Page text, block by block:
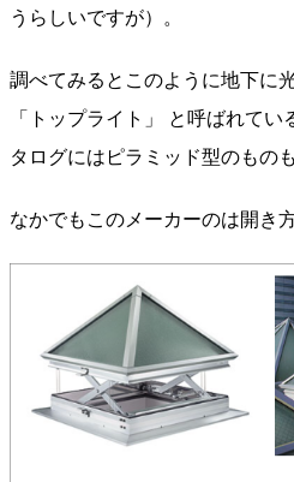
うらしいですが）。
調べてみるとこのように地下に
「トップライト」 と呼ばれて
タログにはピラミッド型のもの
なかでもこのメーカーのは開き